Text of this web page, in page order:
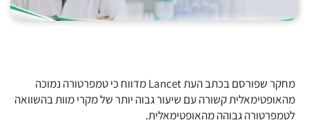
מחקר שפורסם בכתב העת Lancet מדווח כי טמפרטורה נמוכה
מהאופטימאלית קשורה עם שיעור גבוה יותר של מקרי מוות בהשוואה
לטמפרטורה גבוהה מהאופטימאלית.